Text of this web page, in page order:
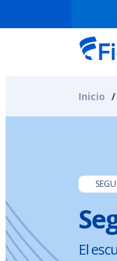
Inicio
El